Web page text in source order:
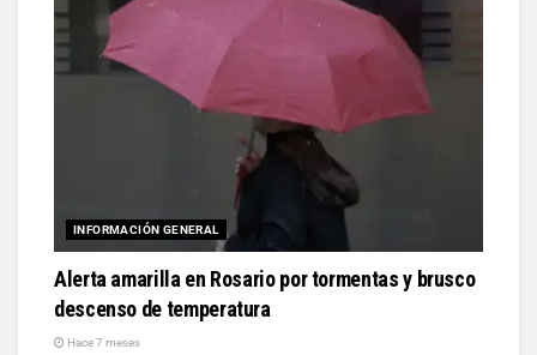
INFORMACIÓN GENERAL
Alerta amarilla en Rosario por tormentas y brusco
descenso de temperatura
Hace 7 meses